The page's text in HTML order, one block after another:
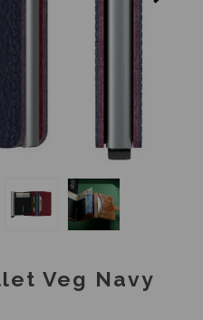
Veg Navy